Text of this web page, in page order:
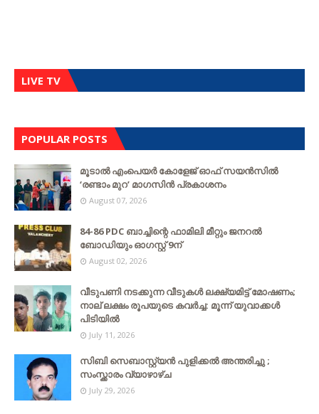
LIVE TV
POPULAR POSTS
മൂടാൽ എംപെയർ കോളേജ് ഓഫ് സയൻസിൽ
‘രണ്ടാം മുറ’ മാഗസിൻ പ്രകാശനം
August 07, 2026
84-86 PDC ബാച്ചിന്റെ ഫാമിലി മീറ്റും ജനറൽ
ബോഡിയും ഓഗസ്റ്റ് 9ന്
August 02, 2026
വീടുപണി നടക്കുന്ന വീടുകൾ ലക്ഷ്യമിട്ട് മോഷണം;
നാല് ലക്ഷം രൂപയുടെ കവർച്ച: മൂന്ന് യുവാക്കൾ
പിടിയിൽ
July 11, 2026
സിബി സെബാസ്റ്റ്യന്‍ പുളിക്കല്‍ അന്തരിച്ചു ;
സംസ്ക്കാരം വ്യാഴാഴ്ച
July 29, 2026